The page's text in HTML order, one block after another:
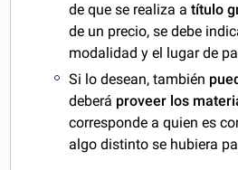
de que se realiza atítulo
de un precio, se debe
modalidad y el lugar de
Si lo desean, también
deberá proveer los
corresponde a quien es
algo distinto se hubiera